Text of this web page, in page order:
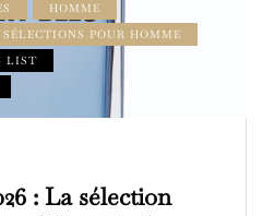
HOMME
SÉLECTIONS POUR HOMME
LIST
: La sélection